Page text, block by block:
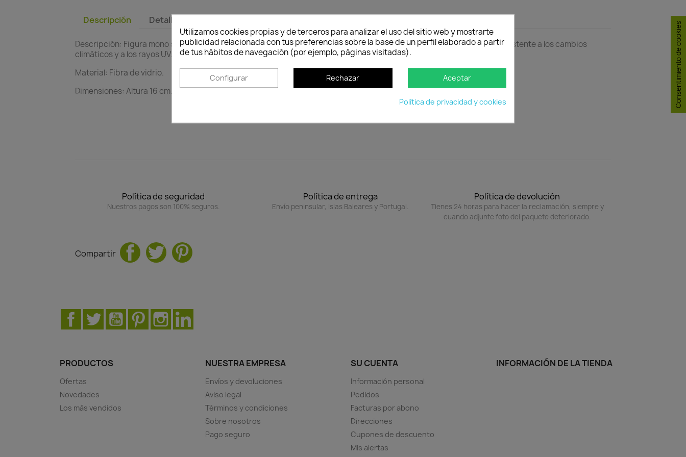
Descripción Detalles del producto
Descripción: Figura mono sabio mudo, decorativo para embellecer su casa y jardín. Fabricada en la Unión Europea. Resistente a los cambios
climáticos y a los rayos UV.
Material: Fibra de vidrio.
Dimensiones: Altura 16 cm. Ancho 15 cm. Largo 15 cm.
Política de seguridad
Nuestros pagos son 100% seguros.
Política de entrega
Envío peninsular, Islas Baleares y Portugal.
Política de devolución
Tienes 24 horas para hacer la reclamación, siempre y
cuando adjunte foto del paquete deteriorado.
Compartir
Facebook
Twitter YouTubePinterestInstagram
PRODUCTOS
Ofertas
Novedades
Los más vendidos
NUESTRA EMPRESA
Envíos y devoluciones
Aviso legal
Términos y condiciones
Sobre nosotros
Pago seguro
SU CUENTA
Información personal
Pedidos
Facturas por abono
Direcciones
Cupones de descuento
Mis alertas
INFORMACIÓN DE LA TIENDA
Utilizamos cookies propias y de terceros para analizar el uso del sitio web y mostrarte
publicidad relacionada con tus preferencias sobre la base de un perfil elaborado a partir
de tus hábitos de navegación (por ejemplo, páginas visitadas).
Configurar Rechazar Aceptar
Política de privacidad y cookies Consentimiento de cookies